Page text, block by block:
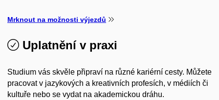
Mrknout na možnosti výjezdů
Uplatnění v praxi
Studium vás skvěle připraví na různé kariérní cesty. Můžete
pracovat v jazykových a kreativních profesích, v médiích či
kultuře nebo se vydat na akademickou dráhu.